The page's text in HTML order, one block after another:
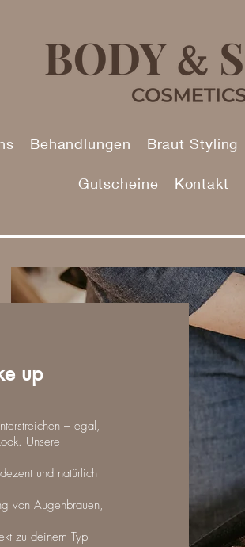
Behandlungen Braut Styling
Gutscheine Kontakt
up
– egal,
Unsere
und natürlich
von Augenbrauen,
zu deinem Typ